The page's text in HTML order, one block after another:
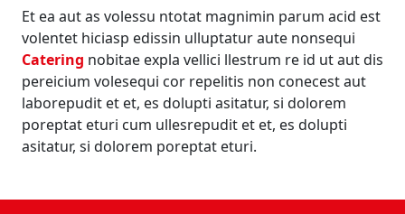
Et ea aut as volessu ntotat magnimin parum acid est
volentet hiciasp edissin ulluptatur aute nonsequi
Catering nobitae expla vellici llestrum re id ut aut dis
pereicium volesequi cor repelitis non conecest aut
laborepudit et et, es dolupti asitatur, si dolorem
poreptat eturi cum ullesrepudit et et, es dolupti
asitatur, si dolorem poreptat eturi.